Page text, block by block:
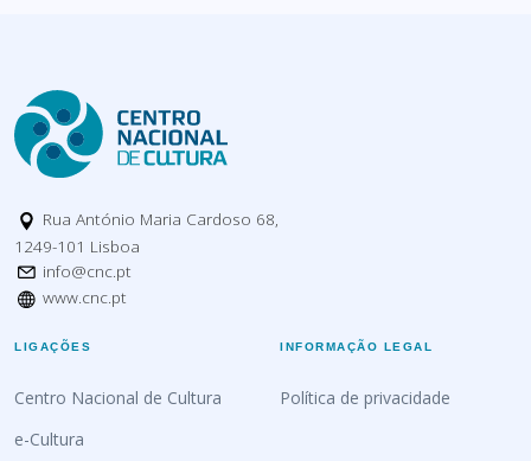
Rua António Maria Cardoso 68,
1249-101 Lisboa
info@cnc.pt
www.cnc.pt
LIGAÇÕES
Centro Nacional de Cultura
e-Cultura
INFORMAÇÃO LEGAL
Política de privacidade